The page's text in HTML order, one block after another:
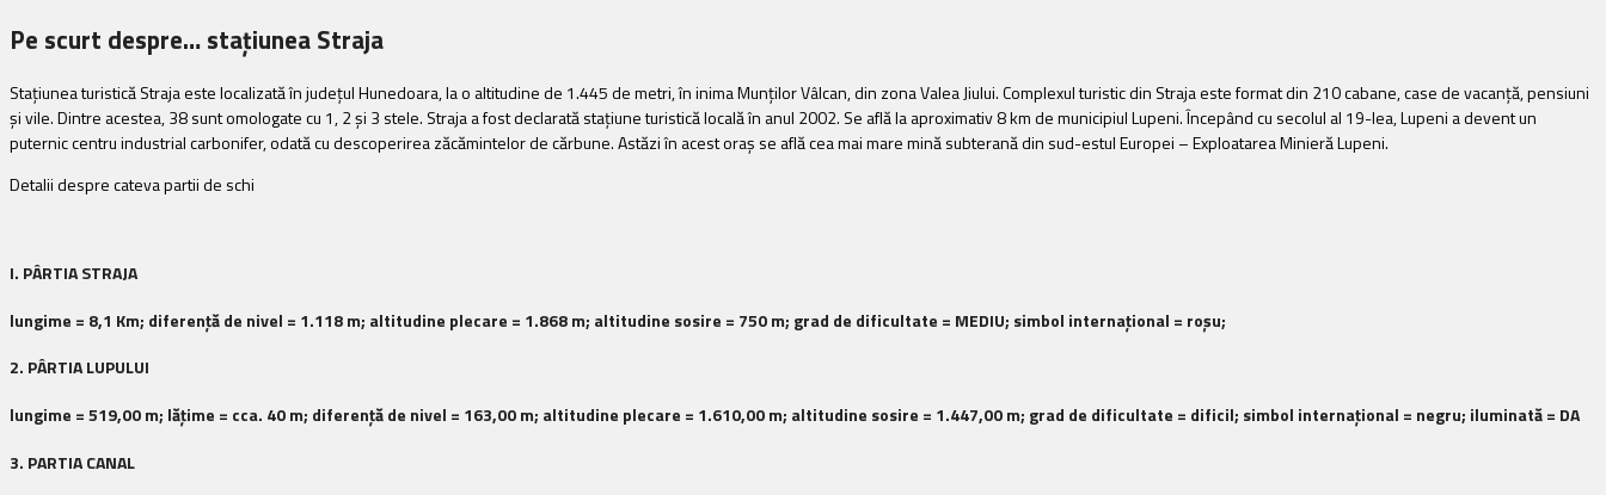
Pe scurt despre… staţiunea Straja
Staţiunea turistică Straja este localizată în judeţul Hunedoara, la o altitudine de 1.445 de metri, în inima Munţilor Vâlcan, din zona Valea Jiului. Complexul turistic din Straja este format din 210 cabane, case de vacanţă, pensiuni
şi vile. Dintre acestea, 38 sunt omologate cu 1, 2 şi 3 stele. Straja a fost declarată staţiune turistică locală în anul 2002. Se află la aproximativ 8 km de municipiul Lupeni. Începând cu secolul al 19-lea, Lupeni a devent un
puternic centru industrial carbonifer, odată cu descoperirea zăcămintelor de cărbune. Astăzi în acest oraş se află cea mai mare mină subterană din sud-estul Europei – Exploatarea Minieră Lupeni.
Detalii despre cateva partii de schi
I. PÂRTIA STRAJA
lungime = 8,1 Km; diferenţă de nivel = 1.118 m; altitudine plecare = 1.868 m; altitudine sosire = 750 m; grad de dificultate = MEDIU; simbol internaţional = roşu;
2. PÂRTIA LUPULUI
lungime = 519,00 m; lăţime = cca. 40 m; diferenţă de nivel = 163,00 m; altitudine plecare = 1.610,00 m; altitudine sosire = 1.447,00 m; grad de dificultate = dificil; simbol internaţional = negru; iluminată = DA
3. PARTIA CANAL